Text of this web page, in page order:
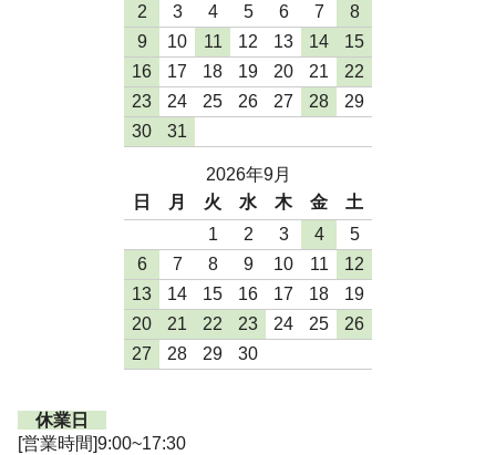
2
3 4 5 6 7
8
9
10 11 12 13 14
15
16
17 18 19 20 21
22
23
24 25 26 27 28
29
30
31
2026年9月
日
月 火 水 木 金
土
1
2 3 4
5
6
7 8 9 10 11
12
13
14 15 16 17 18
19
20
21 22 23 24 25
26
27
28 29 30
休業日
[営業時間]9:00~17:30